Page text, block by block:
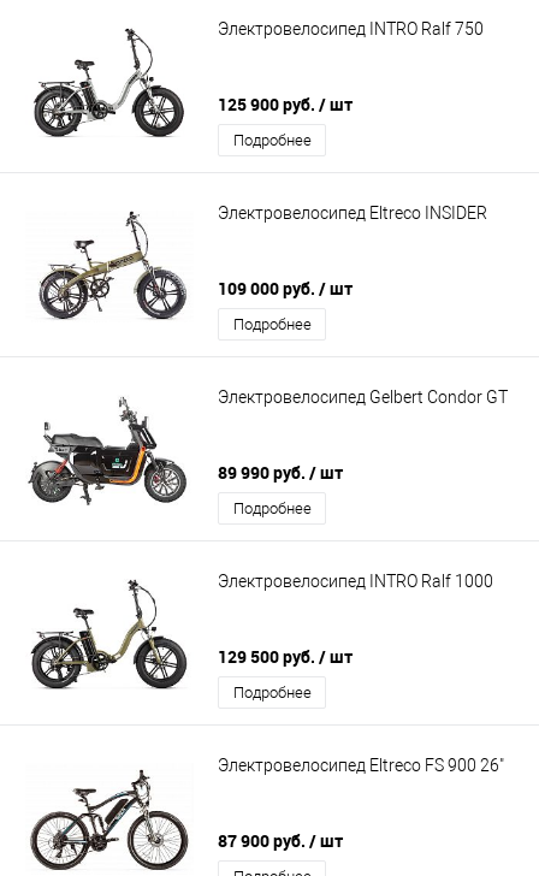
Электровелосипед INTRO Ralf 750
125 900 руб. / шт
Подробнее
Электровелосипед Eltreco INSIDER
109 000 руб. / шт
Подробнее
Электровелосипед Gelbert Condor GT
89 990 руб. / шт
Подробнее
Электровелосипед INTRO Ralf 1000
129 500 руб. / шт
Подробнее
Электровелосипед Eltreco FS 900 26"
87 900 руб. / шт